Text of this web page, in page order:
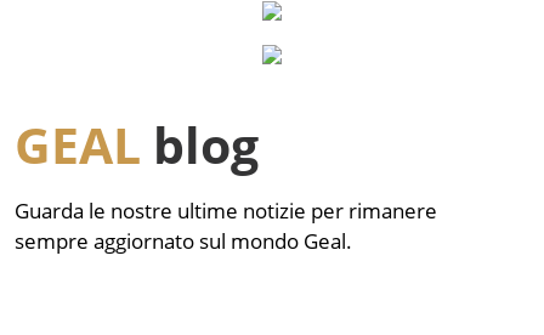
GEAL blog
Guarda le nostre ultime notizie per rimanere
sempre aggiornato sul mondo Geal.